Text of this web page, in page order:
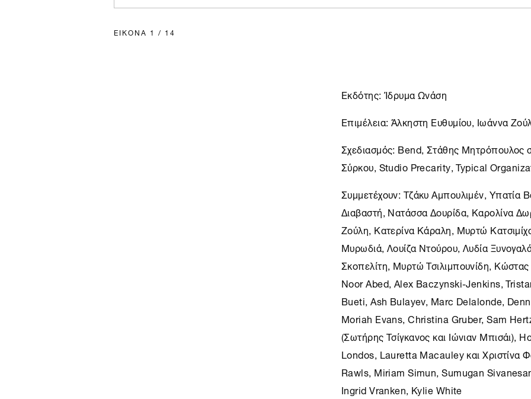
ΕΙΚΌΝΑ 1 / 14
Εκδότης:Ίδρυμα Ωνάση
Επιμέλεια: Άλκηστη Ευθυμίου, Ιωάννα
Σχεδιασμός: Bend, Στάθης Μητρόπουλος
Σύρκου, Studio Precarity, Typical
Συμμετέχουν: Τζάκυ Αμπουλιμέν, Υπατία
Διαβαστή, Νατάσσα Δουρίδα, Καρολίνα
Ζούλη, Κατερίνα Κάραλη, Μυρτώ
Μυρωδιά, Λουίζα Ντούρου, Λυδία
Σκοπελίτη, Μυρτώ Τσιλιμπουνίδη,
Noor Abed, Alex Baczynski-Jenkins,
Bueti, Ash Bulayev, Marc Delalonde,
Moriah Evans, Christina Gruber, Sam
(Σωτήρης Τσίγκανος και Ιώνιαν Μπισάι),
Londos, Lauretta Macauley και Χριστίνα
Rawls, Miriam Simun, Sumugan
Ingrid Vranken, Kylie White